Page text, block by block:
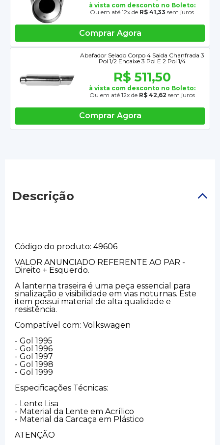
à vista com desconto no Boleto:
Ou em até 12x de R$ 41,33 sem juros
Comprar Agora
Abafador Selado Corpo 4 Saida Chanfrada 3
Pol 1/2 Encaixe 3 Pol E 2 Pol 1/4
R$ 511,50
à vista com desconto no Boleto:
Ou em até 12x de R$ 42,62 sem juros
Comprar Agora
Descrição
Código do produto: 49606
VALOR ANUNCIADO REFERENTE AO PAR -
Direito + Esquerdo.
A lanterna traseira é uma peça essencial para
sinalização e visibilidade em vias noturnas. Este
item possui material de alta qualidade e
resistência.
Compatível com: Volkswagen
- Gol 1995
- Gol 1996
- Gol 1997
- Gol 1998
- Gol 1999
Especificações Técnicas:
- Lente Lisa
- Material da Lente em Acrílico
- Material da Carcaça em Plástico
ATENÇÃO